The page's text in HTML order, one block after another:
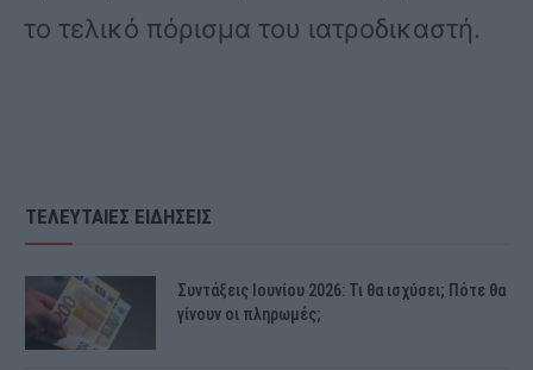
το τελικό πόρισμα του ιατροδικαστή.
ΤΕΛΕΥΤΑΙΕΣ ΕΙΔΗΣΕΙΣ
Συντάξεις Ιουνίου 2026: Τι θα ισχύσει; Πότε θα
γίνουν οι πληρωμές;